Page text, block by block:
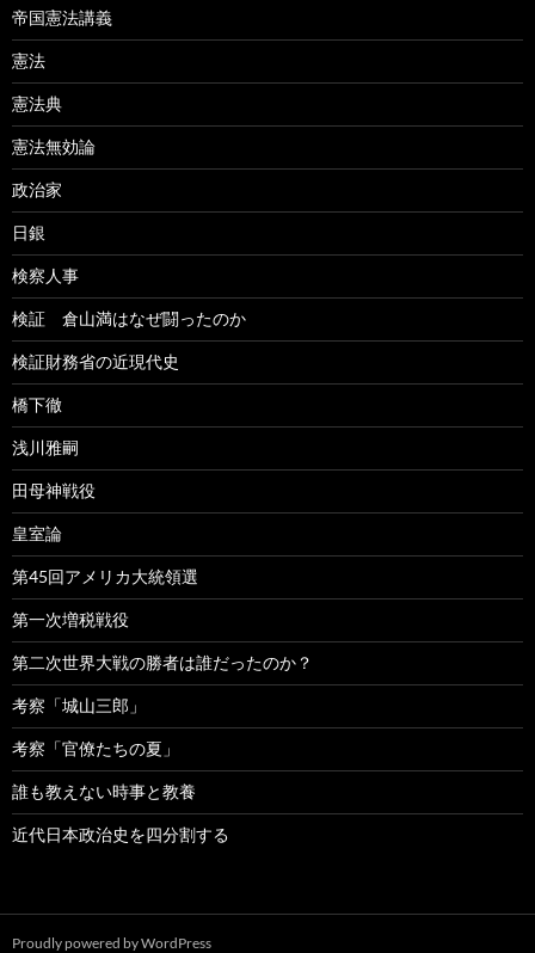
帝国憲法講義
憲法
憲法典
憲法無効論
政治家
日銀
検察人事
検証 倉山満はなぜ闘ったのか
検証財務省の近現代史
橋下徹
浅川雅嗣
田母神戦役
皇室論
第45回アメリカ大統領選
第一次増税戦役
第二次世界大戦の勝者は誰だったのか？
考察「城山三郎」
考察「官僚たちの夏」
誰も教えない時事と教養
近代日本政治史を四分割する
Proudly powered by WordPress